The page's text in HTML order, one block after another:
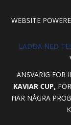
WEBSITE
LADDA NED
ANSVARIG FÖR
KAVIAR CUP,
HAR NÅGRA